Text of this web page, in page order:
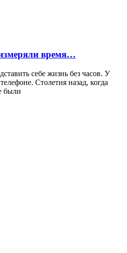
время…
себе жизнь без часов. У
Столетия назад, когда
были